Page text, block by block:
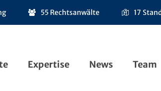
55 Rechtsanwälte 17
Expertise News Team